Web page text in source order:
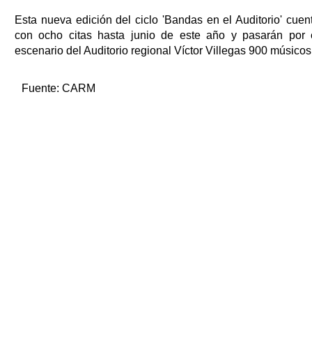
Esta nueva edición del ciclo 'Bandas en el Auditorio'
con ocho citas hasta junio de este año y pasarán por
escenario del Auditorio regional Víctor Villegas 900
Fuente: CARM